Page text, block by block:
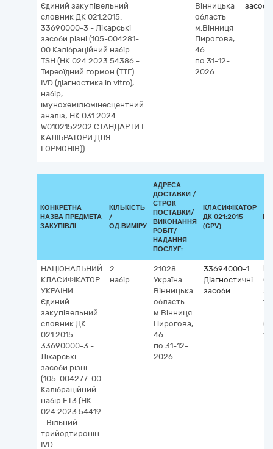
Єдиний закупівельний
словник ДК 021:2015:
33690000-3 - Лікарські
засоби різні (105-004281-
00 Калібраційний набір
TSH (НК 024:2023 54386 -
Тиреоїдний гормон (ТТГ)
IVD (діагностика in vitro),
набір,
імунохемілюмінесцентний
аналіз; НК 031:2024
W0102152202 СТАНДАРТИ І
КАЛІБРАТОРИ ДЛЯ
ГОРМОНІВ))
Вінницька
область
м.Вінниця
Пирогова,
46
по 31-12-
2026
засоби
КОНКРЕТНА
НАЗВА ПРЕДМЕТА
ЗАКУПІВЛІ
КІЛЬКІСТЬ
/
ОД.ВИМІРУ
АДРЕСА
ДОСТАВКИ /
СТРОК
ПОСТАВКИ/
ВИКОНАННЯ
РОБІТ/
НАДАННЯ
ПОСЛУГ:
КЛАСИФІКАТОР
ДК 021:2015
(CPV)
НАЦІОНАЛЬНИЙ
КЛАСИФІКАТОР
УКРАЇНИ
Єдиний
закупівельний
словник ДК
021:2015:
33690000-3 -
Лікарські
засоби різні
(105-004277-00
Калібраційний
набір FT3 (НК
024:2023 54419
- Вільний
трийодтиронін
IVD
2
набір
21028
Україна
Вінницька
область
м.Вінниця
Пирогова,
46
по 31-12-
2026
33694000-1
Діагностичні
засоби